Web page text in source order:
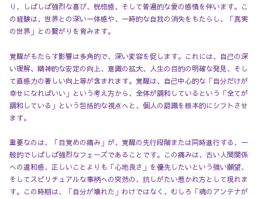
り、しばしば強烈な喜び、恍惚感、そして普遍的な愛の感情を伴います。こ
の経験は、世界との深い一体感や、一時的な自我の消失をもたらし、「真実
の世界」との繋がりを育みます。
覚醒がもたらす影響は多角的で、深い変容を促します。これには、自己の深
い理解、精神的な安定の向上、意識の拡大、人生の目的の明確な発見、そし
て直感力の著しい向上等が含まれます。覚醒は、自己中心的な「自分だけが
幸せになればいい」という考え方から、全体が調和しているという「全てが
調和している」という包括的な視点へと、個人の認識を根本的にシフトさせ
ます。
重要なのは、「目覚めの痛み」が、覚醒の先行段階または同時進行する、一
般的でしばしば強烈なフェーズであることです。この痛みは、古い人間関係
への違和感、正しいことよりも「心地良さ」を優先したいという強い願望、
そしてスピリチュアルな事柄への突然の、抗しがたい惹かれ方として現れま
す。この時期は、「自分が壊れた」わけではなく、むしろ「魂のアンテナが